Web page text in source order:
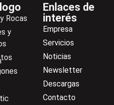
Rocas
y
Enlaces de
interés
Empresa
Servicios
Noticias
Newsletter
Descargas
Contacto